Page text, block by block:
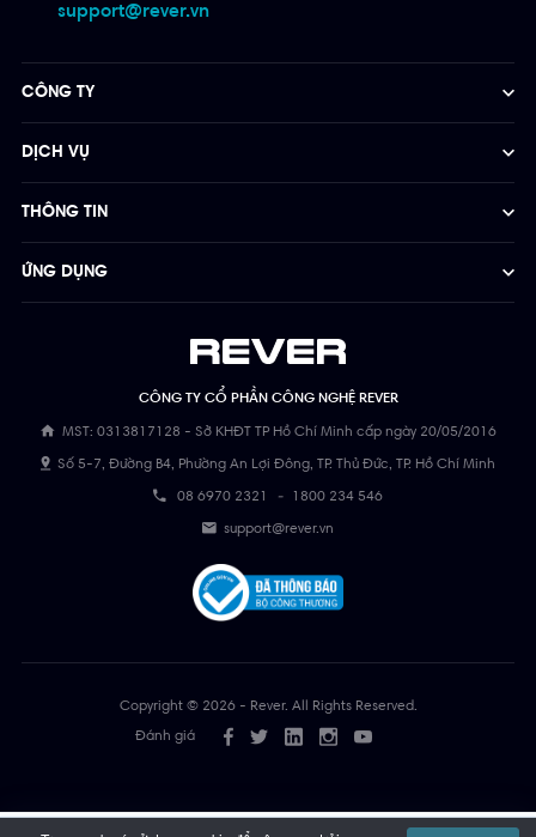
support@rever.vn
CÔNG TY CỔ PHẦN CÔNG NGHỆ REVER
MST: 0313817128 - Sở KHĐT TP Hồ Chí Minh cấp ngày 20/05/2016
Số 5-7, Đường B4, Phường An Lợi Đông, TP. Thủ Đức, TP. Hồ Chí Minh
08 6970 2321 - 1800 234 546
support@rever.vn
CÔNG TY
DỊCH VỤ
THÔNG TIN
ỨNG DỤNG
Copyright © 2026 - Rever. All Rights Reserved.
Đánh giá